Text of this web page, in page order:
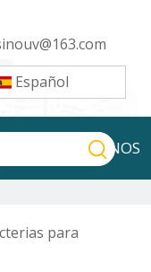
Español
CONTÁCTENOS
para